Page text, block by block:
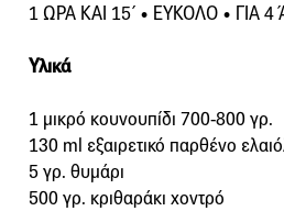
1 ΩΡΑ ΚΑΙ 15΄ • ΕΥΚΟΛΟ • ΓΙΑ
Υλικά
1 μικρό κουνουπίδι 700-800 γρ.
130 ml εξαιρετικό παρθένο
5 γρ. θυμάρι
500 γρ. κριθαράκι χοντρό